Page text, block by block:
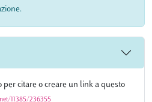
citare o creare un link a questo
11385/236355